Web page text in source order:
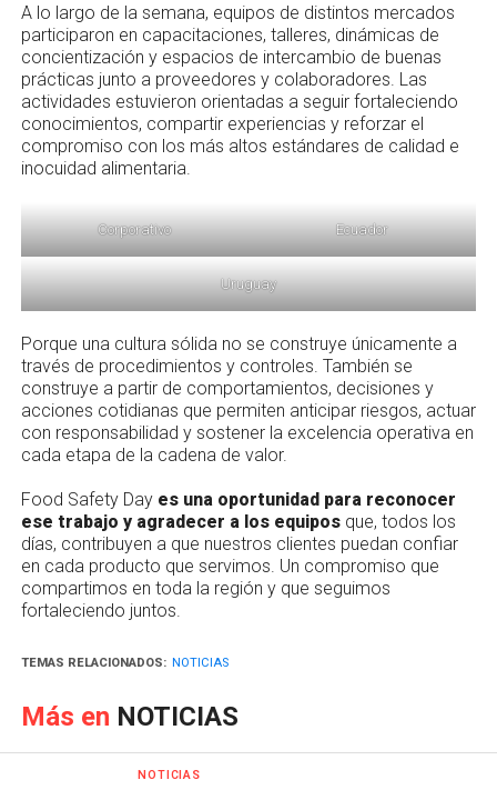
A lo largo de la semana, equipos de distintos mercados
participaron en capacitaciones, talleres, dinámicas de
concientización y espacios de intercambio de buenas
prácticas junto a proveedores y colaboradores. Las
actividades estuvieron orientadas a seguir fortaleciendo
conocimientos, compartir experiencias y reforzar el
compromiso con los más altos estándares de calidad e
inocuidad alimentaria.
Corporativo Ecuador
Uruguay
Porque una cultura sólida no se construye únicamente a
través de procedimientos y controles. También se
construye a partir de comportamientos, decisiones y
acciones cotidianas que permiten anticipar riesgos, actuar
con responsabilidad y sostener la excelencia operativa en
cada etapa de la cadena de valor.
Food Safety Day es una oportunidad para reconocer
ese trabajo y agradecer a los equipos que, todos los
días, contribuyen a que nuestros clientes puedan confiar
en cada producto que servimos. Un compromiso que
compartimos en toda la región y que seguimos
fortaleciendo juntos.
TEMAS RELACIONADOS: NOTICIAS
Más en NOTICIAS
NOTICIAS